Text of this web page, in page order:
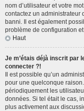
nom d’utilisateur et votre
contactez un administrateur
banni. Il est également
problème de configuration
Haut
Je m’étais déjà inscrit par
connecter ?!
Il est possible qu’un
pour une quelconque
périodiquement les
données. Si tel était le cas,
plus activement aux